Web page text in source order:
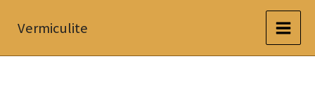
InhaltVermiculite